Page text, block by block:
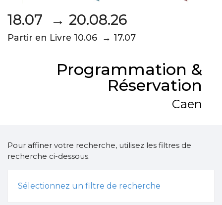
18.07 → 20.08.26
Partir en Livre 10.06 → 17.07
Programmation &
Réservation
Caen
Pour affiner votre recherche, utilisez les filtres de
recherche ci-dessous.
Sélectionnez un filtre de recherche